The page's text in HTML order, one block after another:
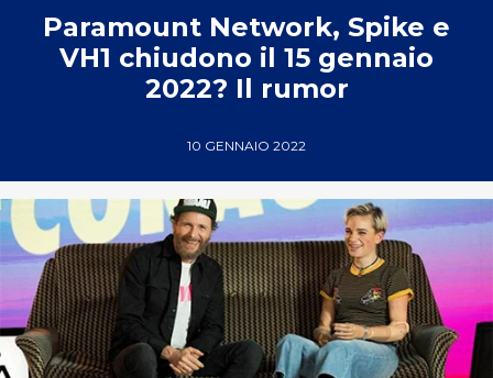
Paramount Network, Spike e
VH1 chiudono il 15 gennaio
2022? Il rumor
10 GENNAIO 2022